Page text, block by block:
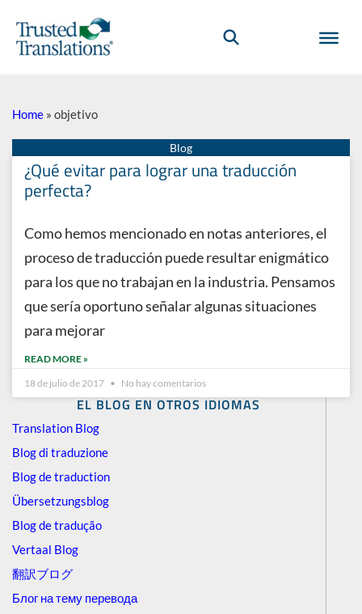
EL BLOG EN OTROS IDIOMAS
Translation Blog
Blog di traduzione
Blog de traduction
Übersetzungsblog
Blog de tradução
Vertaal Blog
翻訳ブログ
Блог на тему перевода
Home » objetivo
¿Qué evitar para lograr una traducción
perfecta?
Como hemos mencionado en notas anteriores, el
proceso de traducción puede resultar enigmático
para los que no trabajan en la industria. Pensamos
que sería oportuno señalar algunas situaciones
para mejorar
READ MORE »
18 de julio de 2017
No hay comentarios